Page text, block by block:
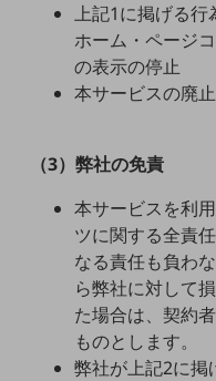
医療・介護
モビリティ
製造・建設業
キーワードで探す
モバイルTOP
法人向けスマホ・携帯に関する、
おすすめの機種、料金やサービスを
上記1に掲げる行
ホーム・ページ
の表示の停止
本サービスの廃止
（3）弊社の免責
本サービスを利
ツに関する全責
なる責任も負わ
ら弊社に対して
た場合は、契約
ものとします。
弊社が上記2に掲